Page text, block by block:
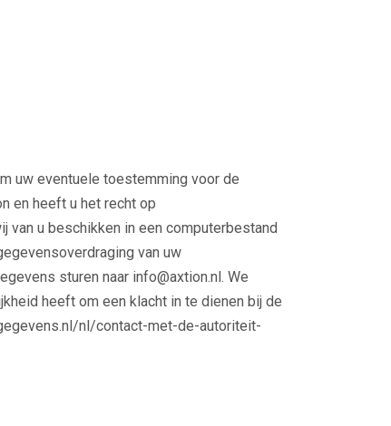
uw eventuele toestemming voor de
en heeft u het recht op
van u beschikken in een computerbestand
van uw
sturen naar info@axtion.nl. We
heeft om een klacht in te dienen bij de
nl/contact-met-de-autoriteit-